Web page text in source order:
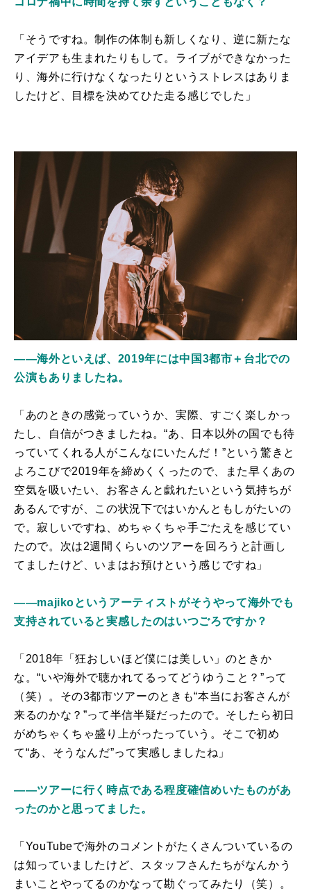
「そうですね。制作の体制も新しくなり、逆に新たな
アイデアも生まれたりもして。ライブができなかった
り、海外に行けなくなったりというストレスはありま
したけど、目標を決めてひた走る感じでした」
――海外といえば、2019年には中国3都市＋台北での
公演もありましたね。
「あのときの感覚っていうか、実際、すごく楽しかっ
たし、自信がつきましたね。“あ、日本以外の国でも待
っていてくれる人がこんなにいたんだ！”という驚きと
よろこびで2019年を締めくくったので、また早くあの
空気を吸いたい、お客さんと戯れたいという気持ちが
あるんですが、この状況下ではいかんともしがたいの
で。寂しいですね、めちゃくちゃ手ごたえを感じてい
たので。次は2週間くらいのツアーを回ろうと計画し
てましたけど、いまはお預けという感じですね」
――majikoというアーティストがそうやって海外でも
支持されていると実感したのはいつごろですか？
「2018年「狂おしいほど僕には美しい」のときか
な。“いや海外で聴かれてるってどうゆうこと？”って
（笑）。その3都市ツアーのときも“本当にお客さんが
来るのかな？”って半信半疑だったので。そしたら初日
がめちゃくちゃ盛り上がったっていう。そこで初め
て“あ、そうなんだ”って実感しましたね」
――ツアーに行く時点である程度確信めいたものがあ
ったのかと思ってました。
「YouTubeで海外のコメントがたくさんついているの
は知っていましたけど、スタッフさんたちがなんかう
まいことやってるのかなって勘ぐってみたり（笑）。